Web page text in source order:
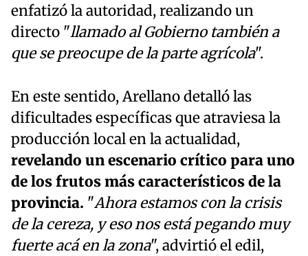
enfatizó la autoridad, realizando un
directo "llamado al Gobierno también a
que se preocupe de la parte agrícola".
En este sentido, Arellano detalló las
dificultades específicas que atraviesa la
producción local en la actualidad,
revelando un escenario crítico para uno
de los frutos más característicos de la
provincia. "Ahora estamos con la crisis
de la cereza, y eso nos está pegando muy
fuerte acá en la zona", advirtió el edil,